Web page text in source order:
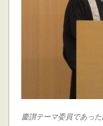
慶讃テーマ委員であっ